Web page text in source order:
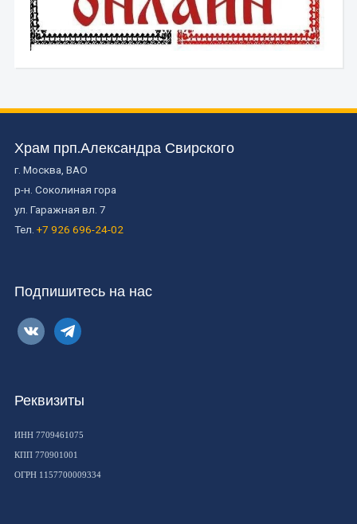
Храм прп.Александра Свирского
г. Москва, ВАО
р-н. Соколиная гора
ул. Гаражная вл. 7
Тел. +7 926 696-24-02
Подпишитесь на нас
vkontaktetelegram
Реквизиты
ИНН 7709461075
КПП 770901001
ОГРН 1157700009334